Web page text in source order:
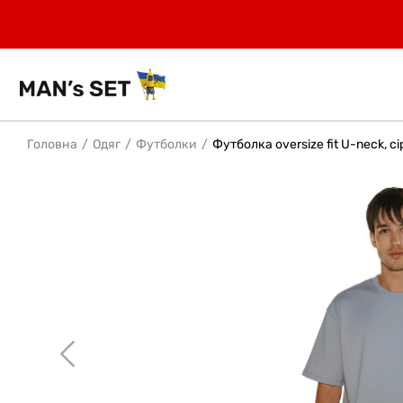
Головна Одяг Футболки Футболка oversize fit U-neck,